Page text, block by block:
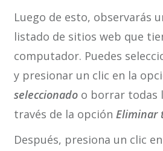
Luego de esto, observarás
listado de sitios web que
computador. Puedes
y presionar un clic en la
seleccionadoo borrar todas
través de la opción Eliminar
Después, presiona un clic en